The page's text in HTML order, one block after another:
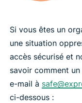
Si vous êtes un
une situation
accès sécurisé et
savoir comment
e-mail à
ci-dessous :